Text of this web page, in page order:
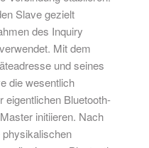
Slave gezielt
des Inquiry
Mit dem
und seines
die wesentlich
eigentlichen Bluetooth-
initiieren. Nach